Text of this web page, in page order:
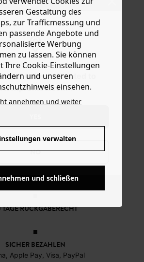
want to be redirected to
?
NO
oder umzutauschen.
Kleid oder ein Trägertop. Ein
sein. Der Tipp der Stylistin:
in Mode in dieser Saison!
TAGE RÜCKGABERECHT
SICHER BEZAHLEN
Apple Pay, Visa, PayPal
Gestaltung des
zur Trafficmessung und
passende Angebote und
Werbung
zu lassen. Sie können
Ihre Cookie-Einstellungen
und unseren
einsehen.
annehmen und weiter
verwalten
und schließen